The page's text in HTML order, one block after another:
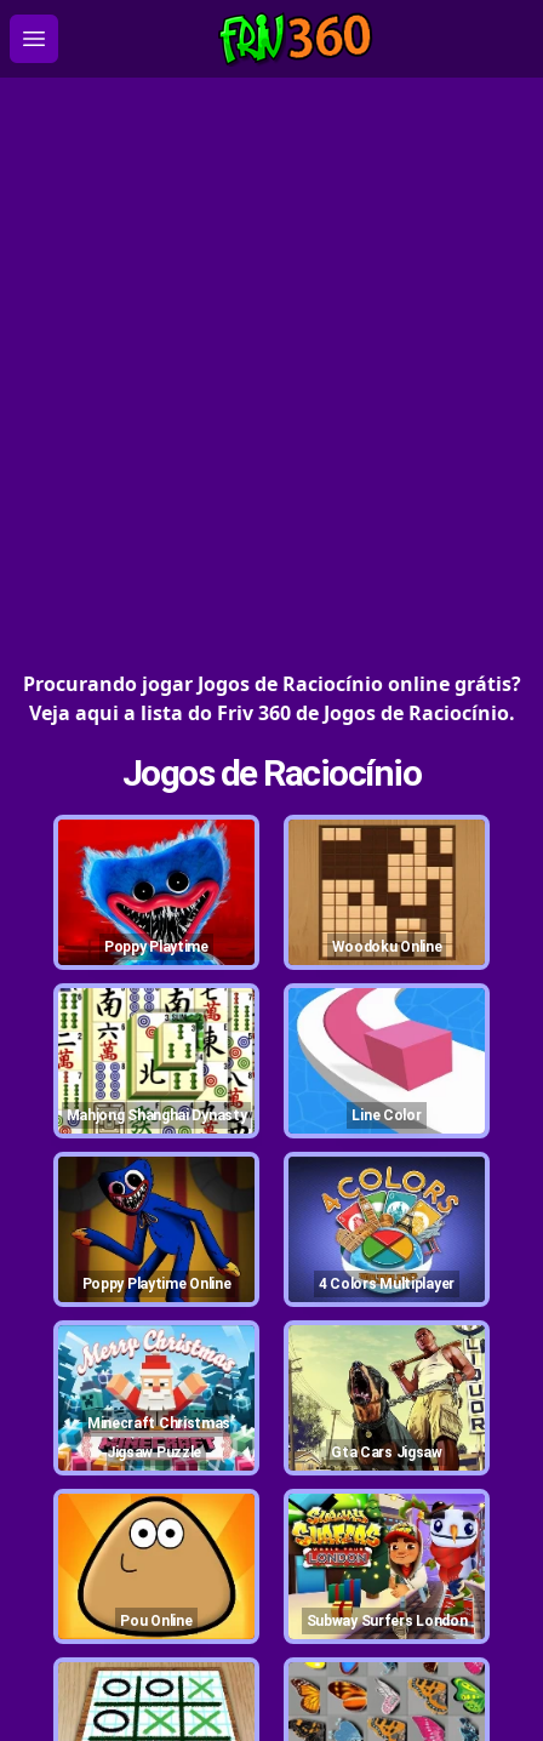
Open main menu
Procurando jogar Jogos de Raciocínio online grátis?
Veja aqui a lista do Friv 360 de Jogos de Raciocínio.
Jogos de Raciocínio
Poppy Playtime Woodoku Online
Mahjong Shanghai Dynasty Line Color
Poppy Playtime Online 4 Colors Multiplayer
Minecraft Christmas
Jigsaw Puzzle
Gta Cars Jigsaw
Pou Online Subway Surfers London